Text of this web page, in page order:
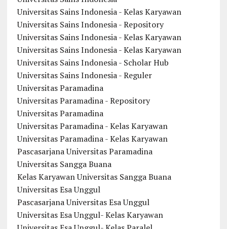
Universitas Sains Indonesia - Kelas Karyawan
Universitas Sains Indonesia - Repository
Universitas Sains Indonesia - Kelas Karyawan
Universitas Sains Indonesia - Kelas Karyawan
Universitas Sains Indonesia - Scholar Hub
Universitas Sains Indonesia - Reguler
Universitas Paramadina
Universitas Paramadina - Repository
Universitas Paramadina
Universitas Paramadina - Kelas Karyawan
Universitas Paramadina - Kelas Karyawan
Pascasarjana Universitas Paramadina
Universitas Sangga Buana
Kelas Karyawan Universitas Sangga Buana
Universitas Esa Unggul
Pascasarjana Universitas Esa Unggul
Universitas Esa Unggul- Kelas Karyawan